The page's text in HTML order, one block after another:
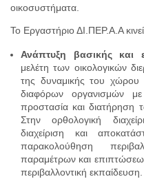
οικοσυστήματα.
Το Εργαστήριο ΔΙ.ΠΕΡ.Α.Α
Ανάπτυξη βασικής και
μελέτη των οικολογικών
της δυναμικής του
διαφόρων οργανισμών
προστασία και διατήρηση
Στην ορθολογική
διαχείριση και
παρακολούθηση
παραμέτρων και
περιβαλλοντική εκπαίδευση.